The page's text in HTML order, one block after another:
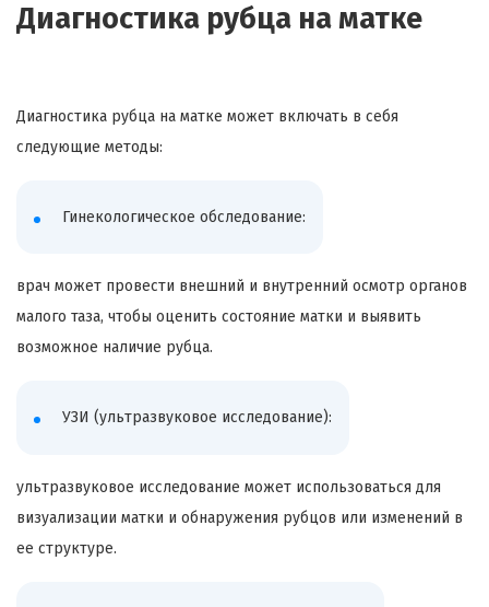
Диагностика рубца на матке
Диагностика рубца на матке может включать в себя
следующие методы:
Гинекологическое обследование:
врач может провести внешний и внутренний осмотр органов
малого таза, чтобы оценить состояние матки и выявить
возможное наличие рубца.
УЗИ (ультразвуковое исследование):
ультразвуковое исследование может использоваться для
визуализации матки и обнаружения рубцов или изменений в
ее структуре.